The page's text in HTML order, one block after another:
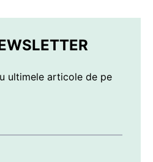
ultimele articole de pe